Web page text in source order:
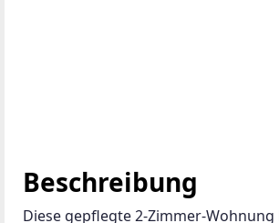
Beschreibung
Diese gepflegte 2-Zimmer-